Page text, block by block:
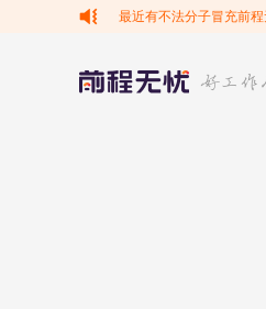
最近有不法分子冒充前